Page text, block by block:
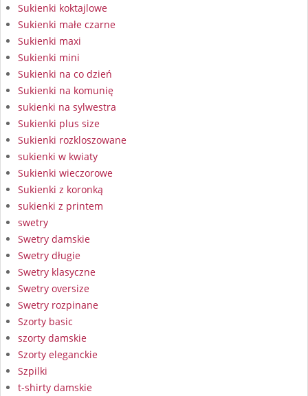
Sukienki koktajlowe
Sukienki małe czarne
Sukienki maxi
Sukienki mini
Sukienki na co dzień
Sukienki na komunię
sukienki na sylwestra
Sukienki plus size
Sukienki rozkloszowane
sukienki w kwiaty
Sukienki wieczorowe
Sukienki z koronką
sukienki z printem
swetry
Swetry damskie
Swetry długie
Swetry klasyczne
Swetry oversize
Swetry rozpinane
Szorty basic
szorty damskie
Szorty eleganckie
Szpilki
t-shirty damskie